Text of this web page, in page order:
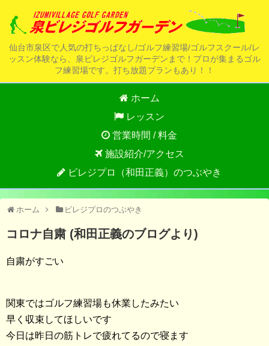
仙台市泉区で人気の打ちっぱなし/ゴルフ練習場/ゴルフスクール/レ
ッスン体験なら、泉ビレジゴルフガーデンまで！プロが集まるゴル
フ練習場です。打ち放題プランもあり！！
ホーム
レッスン
営業時間 / 料金
施設紹介/アクセス
ビレジプロ（和田正義）のつぶやき
ホーム ビレジプロのつぶやき
コロナ自粛 (和田正義のブログより)
自粛がすごい
関東ではゴルフ練習場も休業したみたい
早く収束してほしいです
今日は昨日の筋トレで疲れてるので寝ます